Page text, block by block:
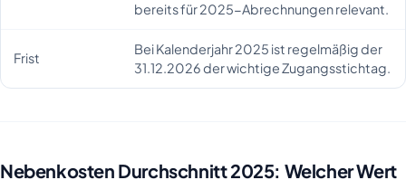
bereits für 2025-Abrechnungen relevant.
Frist
Bei Kalenderjahr 2025 ist regelmäßig der
31.12.2026 der wichtige Zugangsstichtag.
Nebenkosten Durchschnitt 2025: Welcher Wert